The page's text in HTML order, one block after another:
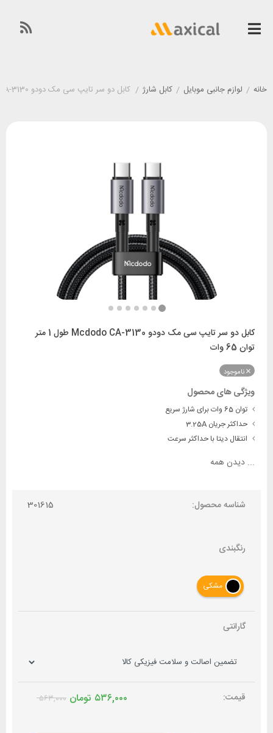
خانه / لوازم جانبی موبایل / کابل شارژ / کابل دو سر تایپ سی مک دودو Mcdodo CA-3130 طول 1 متر توان 65 وات
کابل دو سر تایپ سی مک دودو Mcdodo CA-3130 طول 1 متر
توان 65 وات
ناموجود
ویژگی های محصول
توان 65 وات برای شارژ سریع
حداکثر جریان 3.25A
انتقال دیتا با حداکثر سرعت
... دیدن همه
شناسه محصول: 301615
رنگبندی
مشکی
گارانتی
۵۶۳,۰۰۰ تومان ۵۳۶,۰۰۰